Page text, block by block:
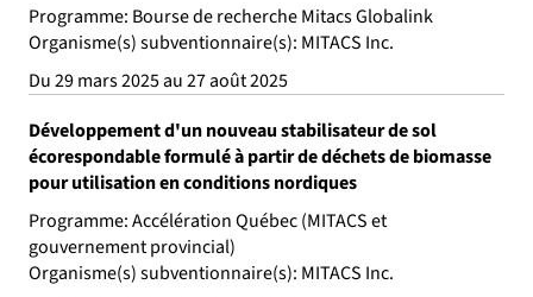
Programme: Bourse de recherche Mitacs Globalink
Organisme(s) subventionnaire(s): MITACS Inc.
Du 29 mars 2025 au 27 août 2025
Développement d'un nouveau stabilisateur de sol
écorespondable formulé à partir de déchets de biomasse
pour utilisation en conditions nordiques
Programme: Accélération Québec (MITACS et
gouvernement provincial)
Organisme(s) subventionnaire(s): MITACS Inc.